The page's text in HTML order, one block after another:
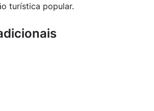
turística popular.